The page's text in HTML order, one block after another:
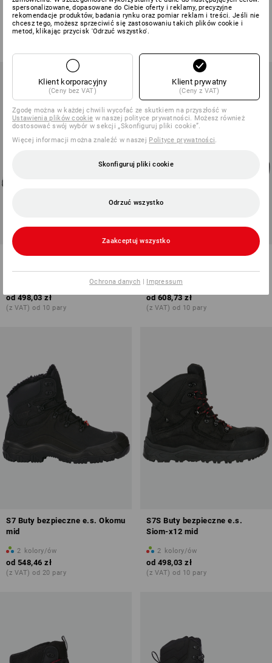
3 kolory/ów
od 553,38 zł
1 kolor
od
S7 Buty bezpieczne e.s.
od 498,03 zł
(z VAT) od 10 pary
S7 Buty bezpieczne e.s. Cebus
1 kolor
od 608,73 zł
(z VAT) od 10 pary
S7 Buty bezpieczne e.s. Okomu
mid
2 kolory/ów
od 548,46 zł
(z VAT) od 20 pary
S7S Buty bezpieczne e.s.
Siom-x12 mid
2 kolory/ów
od 498,03 zł
(z VAT) od 10 pary
spersonalizowane, dopasowane do Ciebie oferty i reklamy, precyzyjne
rekomendacje produktów, badania rynku oraz pomiar reklam i treści. Jeśli nie
chcesz tego, możesz sprzeciwić się zastosowaniu takich plików cookie i
metod, klikając przycisk 'Odrzuć wszystko'.
Klient korporacyjny
(Ceny bez VAT)
Klient prywatny
(Ceny z VAT)
Zgodę można w każdej chwili wycofać ze skutkiem na przyszłość w
Ustawienia plików cookie w naszej polityce prywatności. Możesz również
dostosować swój wybór w sekcji „Skonfiguruj pliki cookie”.
Więcej informacji można znaleźć w naszej Polityce prywatności
Skonfiguruj pliki cookie
Odrzuć wszystko
Zaakceptuj wszystko
Ochrona danych | Impressum